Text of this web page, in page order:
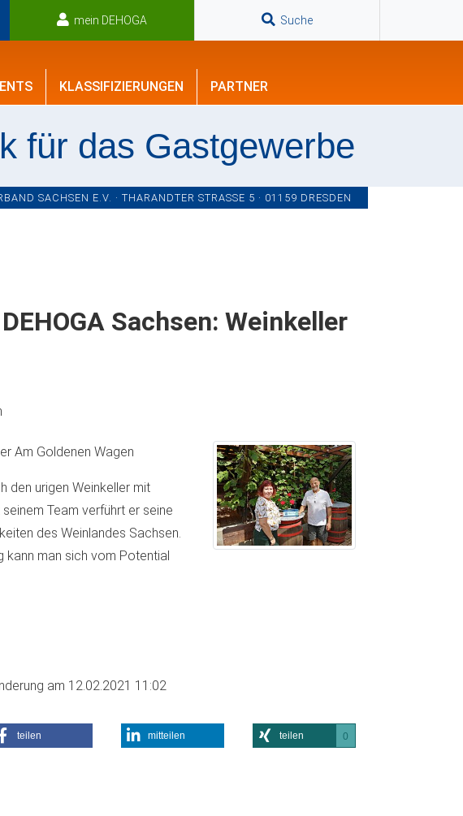
mein DEHOGA Suche
KLASSIFIZIERUNGEN PARTNER
für das Gastgewerbe
SACHSEN E.V. · THARANDTER STRASSE 5 · 01159 DRESDEN
Sachsen: Weinkeller
Am Goldenen Wagen
den urigen Weinkeller mit
Team verführt er seine
des Weinlandes Sachsen.
kann man sich vom Potential
am 12.02.2021 11:02
teilen mitteilen teilen 0